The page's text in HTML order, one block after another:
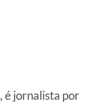
é jornalista por